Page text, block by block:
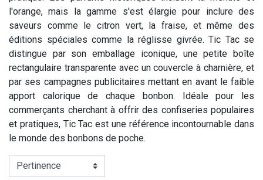
l'orange, mais la gamme s'est élargie pour inclure des
saveurs comme le citron vert, la fraise, et même des
éditions spéciales comme la réglisse givrée. Tic Tac se
distingue par son emballage iconique, une petite boîte
rectangulaire transparente avec un couvercle à charnière, et
par ses campagnes publicitaires mettant en avant le faible
apport calorique de chaque bonbon. Idéale pour les
commerçants cherchant à offrir des confiseries populaires
et pratiques, Tic Tac est une référence incontournable dans
le monde des bonbons de poche.